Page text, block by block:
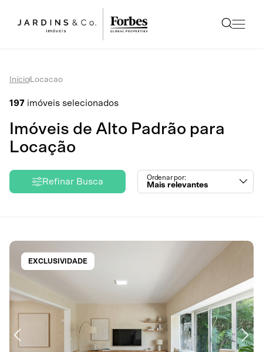
Início Locacao
197 imóveis selecionados
Imóveis de Alto Padrão para
Locação
Refinar Busca Ordenar por:
Mais relevantes
EXCLUSIVIDADE